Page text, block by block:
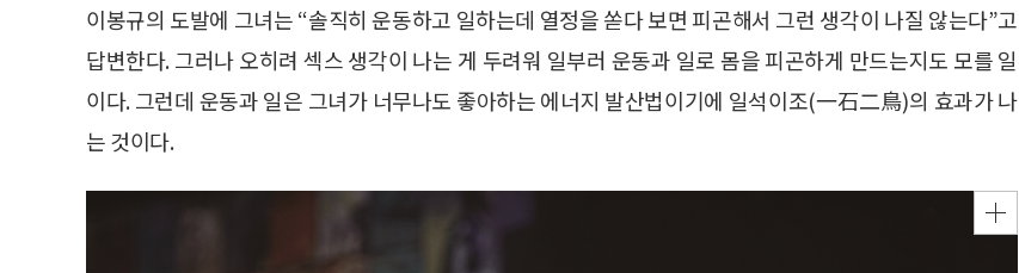
이봉규의 도발에 그녀는 “솔직히 운동하고 일하는데 열정을 쏟다 보면 피곤해서 그런 생각이 나질 않는다”고
답변한다. 그러나 오히려 섹스 생각이 나는 게 두려워 일부러 운동과 일로 몸을 피곤하게 만드는지도 모를 일
이다. 그런데 운동과 일은 그녀가 너무나도 좋아하는 에너지 발산법이기에 일석이조(一石二鳥)의 효과가 나
는 것이다.